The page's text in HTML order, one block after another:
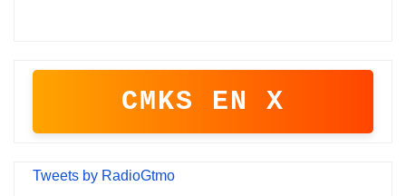
CMKS EN X
Tweets by RadioGtmo